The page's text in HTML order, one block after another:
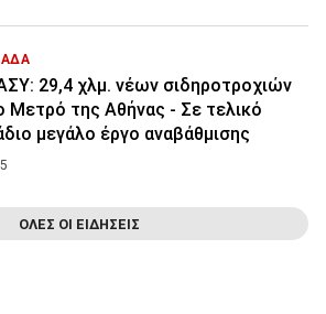
29,4 χλμ. νέων σιδηροτροχιών
Μετρό της Αθήνας - Σε τελικό
μεγάλο έργο αναβάθμισης
ΟΛΕΣ ΟΙ ΕΙΔΗΣΕΙΣ